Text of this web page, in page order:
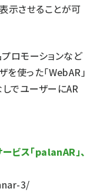
示させることが可
ロモーションなど
使った「WebAR」
しでユーザーにAR
ビス「palanAR」、
3/